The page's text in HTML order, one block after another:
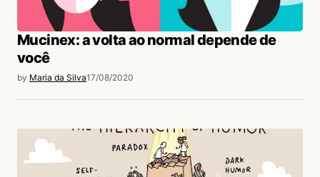
Mucinex: a volta ao normal depende de
você
by Maria da Silva17/08/2020